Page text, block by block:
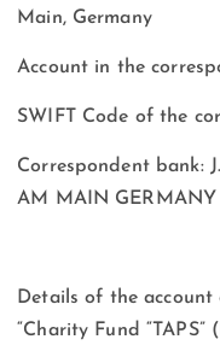
Main, Germany
Account in the
SWIFT Code of the
Correspondent bank:
AM MAIN GERMANY
Details of the
“Charity Fund